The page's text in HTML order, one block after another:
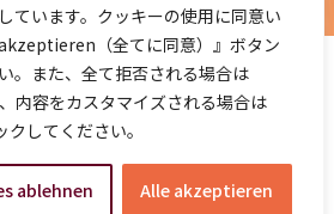
ています。クッキーの使用に同意い
（全てに同意）』ボタン
。また、全て拒否される場合は
内容をカスタマイズされる場合は
してください。
ablehnen Alle akzeptieren
e.V.
Impressum